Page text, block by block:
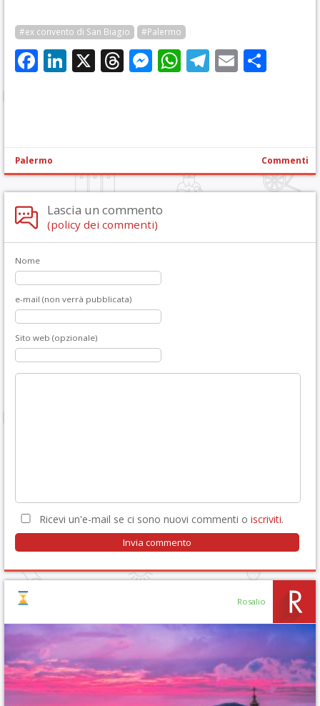
#ex convento di San Biagio #Palermo
Facebook
LinkedIn
X Threads
Messenger
WhatsApp
Telegram
Email
Palermo Commenti
Lascia un commento
(policy dei commenti)
Nome
e-mail (non verrà pubblicata)
Sito web (opzionale)
Ricevi un'e-mail se ci sono nuovi commenti o iscriviti.
Rosalio